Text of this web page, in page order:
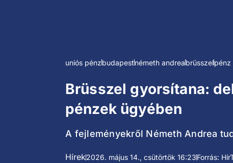
uniós pénzbudapestnémeth andreabrüsszelpénz
Brüsszel gyorsítana:
pénzek ügyében
A fejleményekről Németh Andrea
Hírek2026. május 14., csütörtök 16:23Forrás: